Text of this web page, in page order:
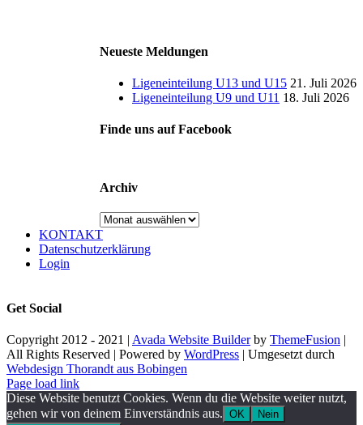
Neueste Meldungen
Ligeneinteilung U13 und U15 21. Juli 2026
Ligeneinteilung U9 und U11 18. Juli 2026
Finde uns auf Facebook
Archiv
Archiv
KONTAKT
Datenschutzerklärung
Login
Get Social
Copyright 2012 - 2021 | Avada Website Builderby ThemeFusion
All Rights Reserved | Powered by WordPress | Umgesetzt durch
Webdesign Thorandt aus Bobingen
Page load link
Diese Website benutzt Cookies. Wenn du die Website weiter nutzt,
gehen wir von deinem Einverständnis aus. OK Nein